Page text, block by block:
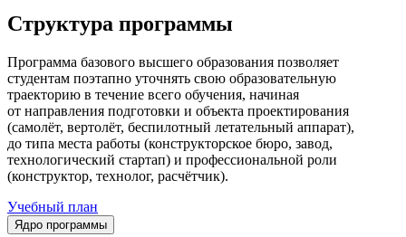
Структура программы
Программа базового высшего образования позволяет
студентам поэтапно уточнять свою образовательную
траекторию в течение всего обучения, начиная
от направления подготовки и объекта проектирования
(самолёт, вертолёт, беспилотный летательный аппарат),
до типа места работы (конструкторское бюро, завод,
технологический стартап) и профессиональной роли
(конструктор, технолог, расчётчик).
Учебный план
Ядро программы